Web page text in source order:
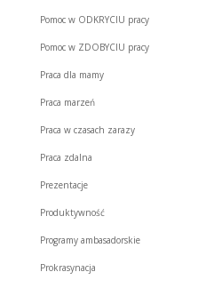
Pomoc w ODKRYCIU pracy
Pomoc w ZDOBYCIU pracy
Praca dla mamy
Praca marzeń
Praca w czasach zarazy
Praca zdalna
Prezentacje
Produktywność
Programy ambasadorskie
Prokrasynacja